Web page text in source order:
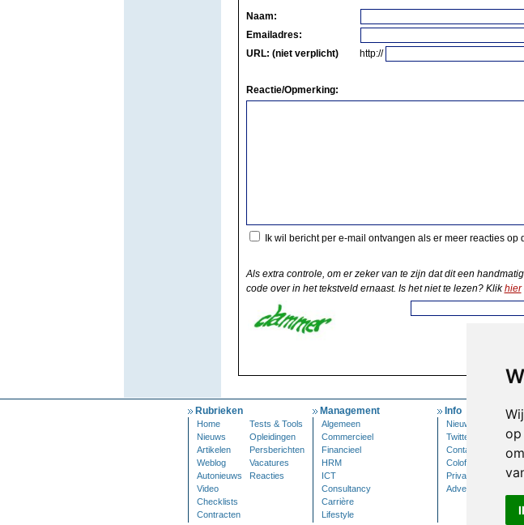
op
Naam:
Emailadres:
URL: (niet verplicht)
http://
Reactie/Opmerking:
Ik wil bericht per e-mail ontvangen als er meer reacties op
Als extra controle, om er zeker van te zijn dat dit een
code over in het tekstveld ernaast. Is het niet te lezen? Klikhier
Rubrieken
Home
Tests & Tools
Nieuws
Opleidingen
Artikelen
Persberichten
Weblog
Vacatures
Autonieuws
Reacties
Video
Checklists
Contracten
Management
Algemeen
Commercieel
Financieel
HRM
ICT
Consultancy
Carrière
Lifestyle
Info
Nieuwsbrief
Twitter
Contact
Colofon
Privacy
Adverteren